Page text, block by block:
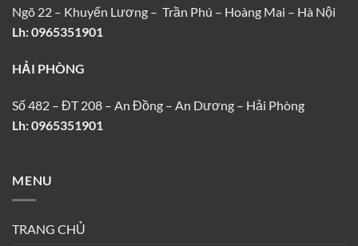
Ngõ 22 – Khuyến Lương – Trần Phú – Hoàng Mai – Hà Nội
Lh: 0965351901
HẢI PHÒNG
Số 482 – ĐT 208 – An Đồng – An Dương – Hải Phòng
Lh: 0965351901
MENU
TRANG CHỦ